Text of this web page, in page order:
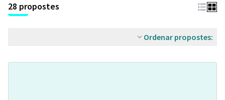
28 propostes
Ordenar propostes: